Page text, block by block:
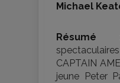
Michael
Résumé
CAPTAIN
jeune Peter